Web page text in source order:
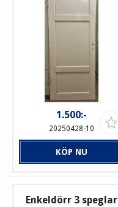
1.500:-
20250428-10
KÖP NU
Enkeldörr 3 speglar